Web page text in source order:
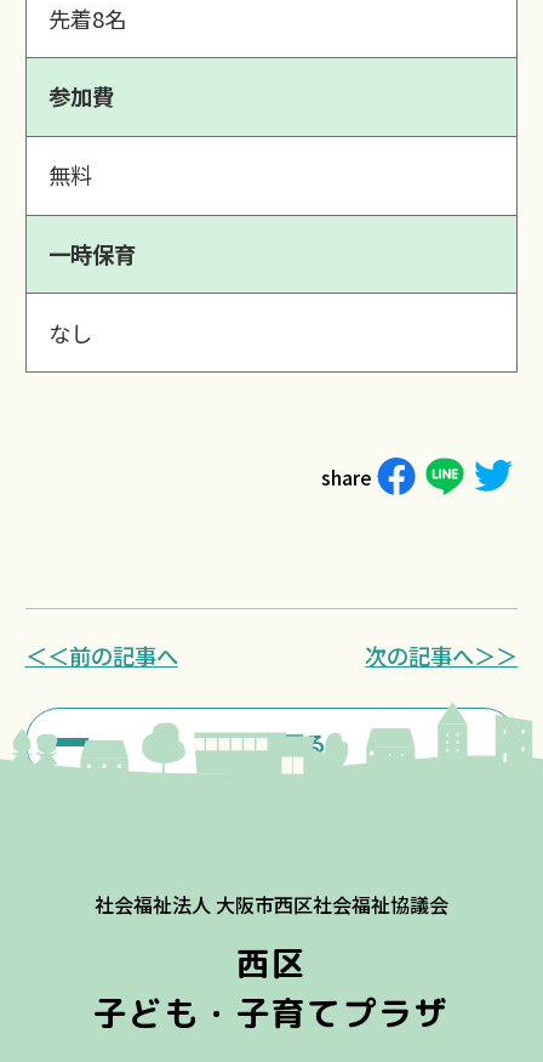
先着8名
参加費
無料
一時保育
なし
share
＜＜前の記事へ
一覧に戻る
次の記事へ＞＞
社会福祉法人 大阪市西区社会福祉協議会
西区
子ども・子育てプラザ